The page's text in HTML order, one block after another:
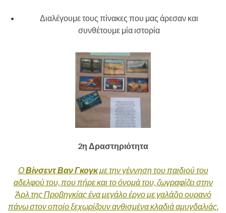
Διαλέγουμε τους πίνακες που μας άρεσαν και
συνθέτουμε μία ιστορία
2η Δραστηριότητα
ΟΒίνσεντ Βαν Γκογκμε την γέννηση του παιδιού του
αδελφού του, που πήρε και το όνομά του, ζωγραφίζει στην
Άρλ της Προβηγκίας ένα μεγάλο έργο με γαλάζιο ουρανό
πάνω στον οποίο ξεχωρίζουν ανθισμένα κλαδιά αμυγδαλιάς.